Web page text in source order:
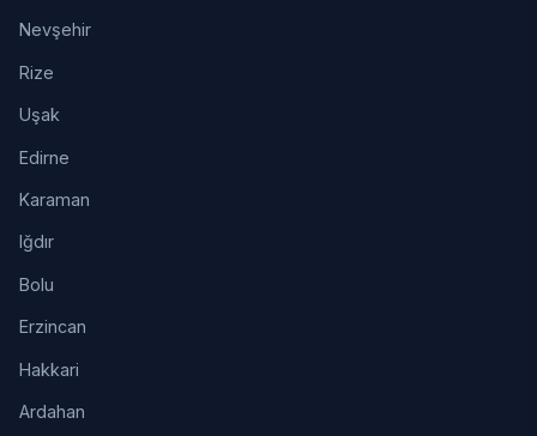
Nevşehir
Rize
Uşak
Edirne
Karaman
Iğdır
Bolu
Erzincan
Hakkari
Ardahan